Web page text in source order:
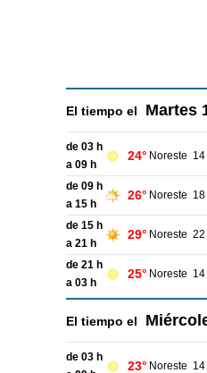
El tiempo el Martes
de 03 h
a 09 h
24° Noreste 14
de 09 h
a 15 h
26° Noreste 18
de 15 h
a 21 h
29° Noreste 22
de 21 h
a 03 h
25° Noreste 14
El tiempo el
de 03 h
23° Noreste 14